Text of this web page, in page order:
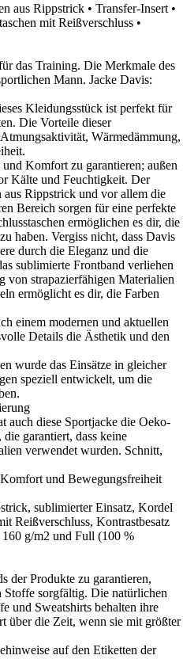
aus Rippstrick • Transfer-Insert •
mit Reißverschluss •
das Training. Die Merkmale des
Mann. Jacke Davis:
Kleidungsstück ist perfekt für
Die Vorteile dieser
Wärmedämmung,
Komfort zu garantieren; außen
Kälte und Feuchtigkeit. Der
aus Rippstrick und vor allem die
Bereich sorgen für eine perfekte
ermöglichen es dir, die
haben. Vergiss nicht, dass Davis
durch die Eleganz und die
sublimierte Frontband verliehen
von strapazierfähigen Materialien
ermöglicht es dir, die Farben
einem modernen und aktuellen
Details die Ästhetik und den
wurde das Einsätze in gleicher
speziell entwickelt, um die
auch diese Sportjacke die Oeko-
garantiert, dass keine
verwendet wurden. Schnitt,
und Bewegungsfreiheit
sublimierter Einsatz, Kordel
Reißverschluss, Kontrastbesatz
g/m2 und Full (100 %
der Produkte zu garantieren,
sorgfältig. Die natürlichen
und Sweatshirts behalten ihre
über die Zeit, wenn sie mit größter
auf den Etiketten der